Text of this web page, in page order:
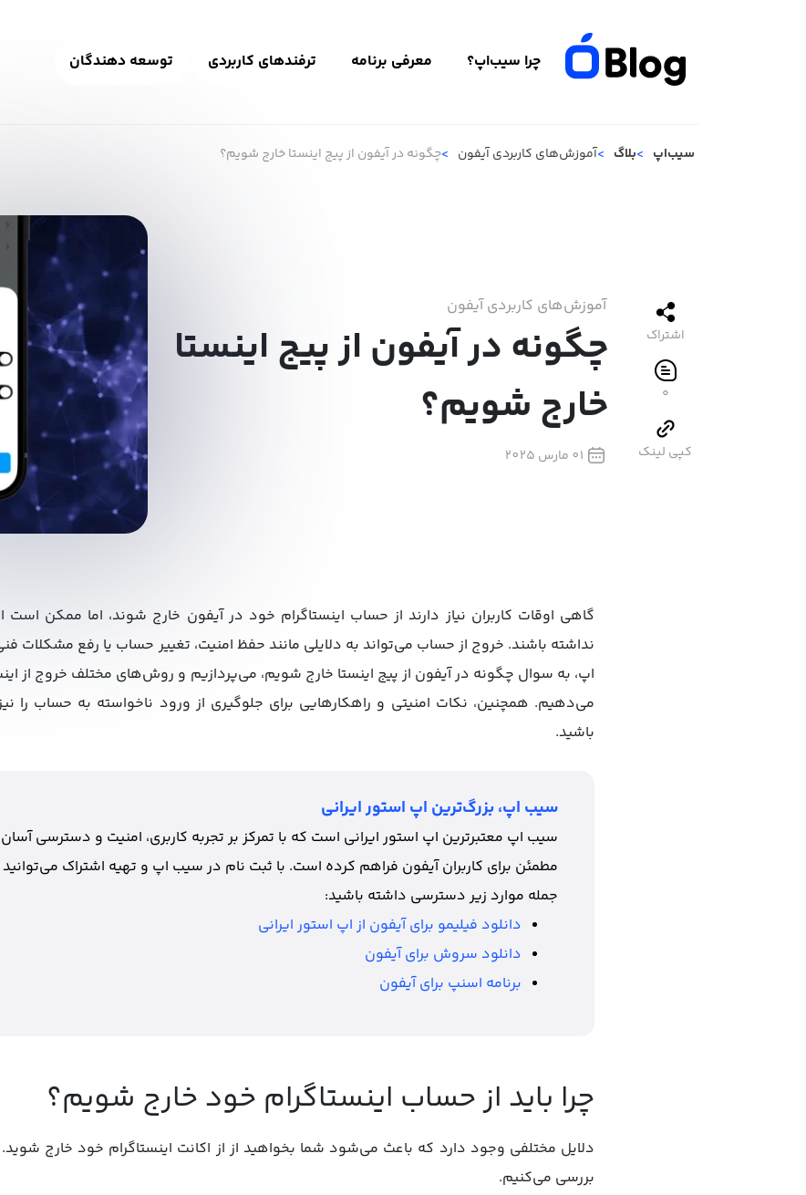
چرا سیب‌اپ؟ معرفی برنامه ترفندهای کاربردی توسعه دهندگان
سیب‌اپ بلاگ آموزش‌های کاربردی آیفون چگونه در آیفون از پیج اینستا خارج شویم؟
آموزش‌های کاربردی آیفون
چگونه در آیفون از پیج اینستا
خارج شویم؟
01 مارس 2025
اشتراک
۰
کپی لینک
گاهی اوقات کاربران نیاز دارند از حساب اینستاگرام خود در آیفون خارج شوند، اما ممکن است
نداشته باشند. خروج از حساب می‌تواند به دلایلی مانند حفظ امنیت، تغییر حساب یا رفع مشکلات
اپ، به سوال چگونه در آیفون از پیج اینستا خارج شویم، می‌پردازیم و روش‌های مختلف خروج از
می‌دهیم. همچنین، نکات امنیتی و راهکارهایی برای جلوگیری از ورود ناخواسته به حساب را
باشید.
سیب اپ، بزرگ‌ترین اپ استور ایرانی
سیب اپ معتبرترین اپ استور ایرانی است که با تمرکز بر تجربه کاربری، امنیت و دسترسی
مطمئن برای کاربران آیفون فراهم کرده است. با ثبت نام در سیب اپ و تهیه اشتراک
جمله موارد زیر دسترسی داشته باشید:
دانلود فیلیمو برای آیفون از اپ استور ایرانی
دانلود سروش برای آیفون
برنامه اسنپ برای آیفون
چرا باید از حساب اینستاگرام خود خارج شویم؟
دلایل مختلفی وجود دارد که باعث می‌شود شما بخواهید از از اکانت اینستاگرام خود خارج شوید.
بررسی می‌کنیم.